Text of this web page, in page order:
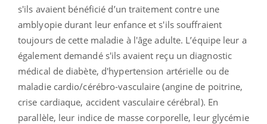
s'ils avaient bénéficié d’un traitement contre une
amblyopie durant leur enfance et s'ils souffraient
toujours de cette maladie à l'âge adulte. L’équipe leur a
également demandé s'ils avaient reçu un diagnostic
médical de diabète, d'hypertension artérielle ou de
maladie cardio/cérébro-vasculaire (angine de poitrine,
crise cardiaque, accident vasculaire cérébral). En
parallèle, leur indice de masse corporelle, leur glycémie